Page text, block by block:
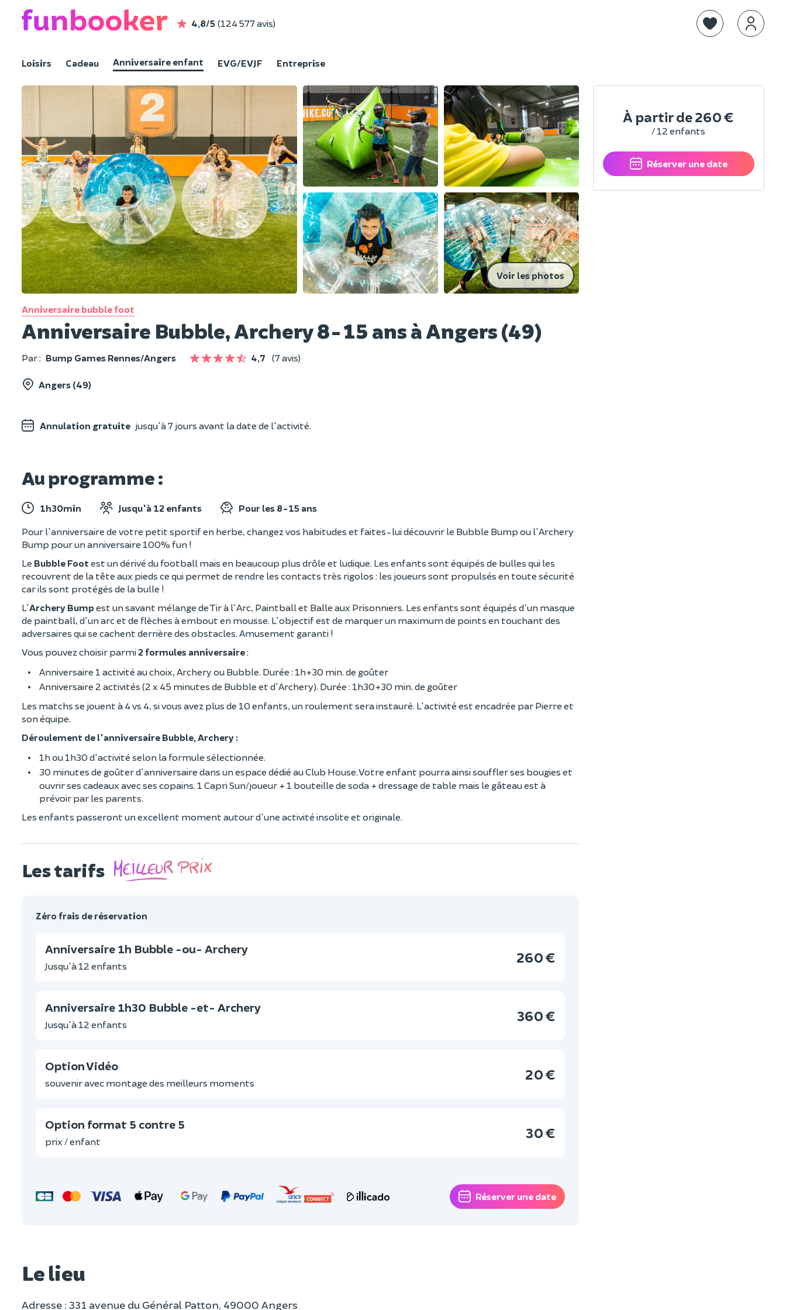
4,8/5 (124 577 avis)
Loisirs Cadeau Anniversaire enfant EVG/EVJF Entreprise
Voir les photos
Anniversaire bubble foot
Anniversaire Bubble, Archery 8-15 ans à Angers (49)
Par : Bump Games Rennes/Angers 4,7 (7 avis)
Angers (49)
Annulation gratuite jusqu'à 7 jours avant la date de l'activité.
Au programme :
1h30min Jusqu'à 12 enfants Pour les 8-15 ans
Pour l'anniversaire de votre petit sportif en herbe, changez vos habitudes et faites-lui découvrir le Bubble Bump ou l'Archery
Bump pour un anniversaire 100% fun !
Le Bubble Foot est un dérivé du football mais en beaucoup plus drôle et ludique. Les enfants sont équipés de bulles qui les
recouvrent de la tête aux pieds ce qui permet de rendre les contacts très rigolos : les joueurs sont propulsés en toute sécurité
car ils sont protégés de la bulle !
L'Archery Bumpest un savant mélange de Tir à l'Arc, Paintball et Balle aux Prisonniers. Les enfants sont équipés d'un masque
de paintball, d'un arc et de flèches à embout en mousse. L'objectif est de marquer un maximum de points en touchant des
adversaires qui se cachent derrière des obstacles. Amusement garanti !
Vous pouvez choisir parmi 2 formules anniversaire:
Anniversaire 1 activité au choix, Archery ou Bubble. Durée : 1h+30 min. de goûter
Anniversaire 2 activités (2 x 45 minutes de Bubble et d'Archery). Durée : 1h30+30 min. de goûter
Les matchs se jouent à 4 vs 4, si vous avez plus de 10 enfants, un roulement sera instauré. L'activité est encadrée par Pierre et
son équipe.
Déroulement de l'anniversaire Bubble, Archery :
1h ou 1h30 d'activité selon la formule sélectionnée.
30 minutes de goûter d'anniversaire dans un espace dédié au Club House. Votre enfant pourra ainsi souffler ses bougies et
ouvrir ses cadeaux avec ses copains. 1 Capri Sun/joueur + 1 bouteille de soda + dressage de table mais le gâteau est à
prévoir par les parents.
Les enfants passeront un excellent moment autour d'une activité insolite et originale.
Les tarifs
Zéro frais de réservation
Anniversaire 1h Bubble -ou- Archery
Jusqu'à 12 enfants
260 €
Anniversaire 1h30 Bubble -et- Archery
Jusqu'à 12 enfants
360 €
Option Vidéo
souvenir avec montage des meilleurs moments
20 €
Option format 5 contre 5
prix / enfant
30 €
Réserver une date
Le lieu
Adresse : 331 avenue du Général Patton, 49000 Angers
À partir de260 €
/ 12 enfants
Réserver une date